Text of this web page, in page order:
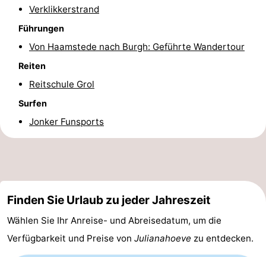
Oranjezon
Oostkapelle
Mantelingen
Domburg
Zoutelande
Middelburg
Wetter
Kontakt
Verklikkerstrand
Führungen
Von Haamstede nach Burgh: Geführte Wandertour
Reiten
Reitschule Grol
Surfen
Jonker Funsports
Finden Sie Urlaub zu jeder Jahreszeit
Wählen Sie Ihr Anreise- und Abreisedatum, um die
Verfügbarkeit und Preise von Julianahoeve zu entdecken.